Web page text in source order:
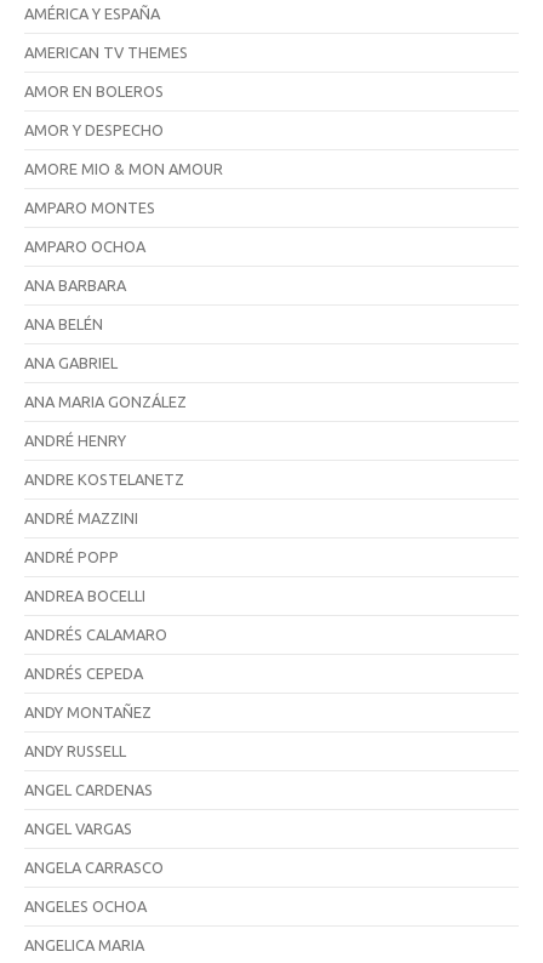
AMÉRICA Y ESPAÑA
AMERICAN TV THEMES
AMOR EN BOLEROS
AMOR Y DESPECHO
AMORE MIO & MON AMOUR
AMPARO MONTES
AMPARO OCHOA
ANA BARBARA
ANA BELÉN
ANA GABRIEL
ANA MARIA GONZÁLEZ
ANDRÉ HENRY
ANDRE KOSTELANETZ
ANDRÉ MAZZINI
ANDRÉ POPP
ANDREA BOCELLI
ANDRÉS CALAMARO
ANDRÉS CEPEDA
ANDY MONTAÑEZ
ANDY RUSSELL
ANGEL CARDENAS
ANGEL VARGAS
ANGELA CARRASCO
ANGELES OCHOA
ANGELICA MARIA